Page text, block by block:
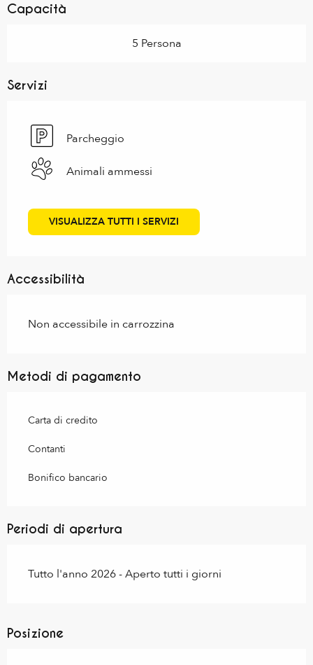
Capacità
5 Persona
Servizi
Parcheggio
Animali ammessi
VISUALIZZA TUTTI I SERVIZI
Accessibilità
Non accessibile in carrozzina
Metodi di pagamento
Carta di credito
Contanti
Bonifico bancario
Periodi di apertura
Tutto l'anno 2026 - Aperto tutti i giorni
Posizione